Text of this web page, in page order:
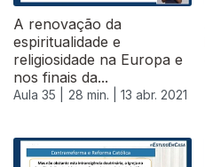
A renovação da
espiritualidade e
religiosidade na Europa e
nos finais da...
Aula 35 | 28 min. | 13 abr. 2021